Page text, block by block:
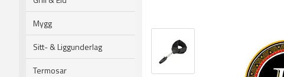
Mygg
Sitt- & Liggunderlag
Termosar